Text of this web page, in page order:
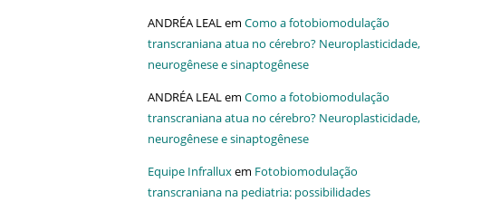
ANDRÉA LEALem Como a fotobiomodulação
transcraniana atua no cérebro? Neuroplasticidade,
neurogênese e sinaptogênese
ANDRÉA LEALem Como a fotobiomodulação
transcraniana atua no cérebro? Neuroplasticidade,
neurogênese e sinaptogênese
Equipe Infralluxem Fotobiomodulação
transcraniana na pediatria: possibilidades